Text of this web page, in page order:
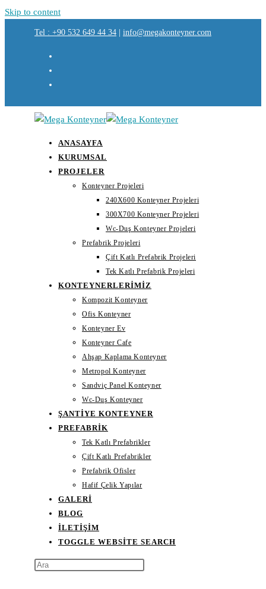
Skip to content
Tel : +90 532 649 44 34 info@megakonteyner.com
ANASAYFA
KURUMSAL
PROJELER
Konteyner Projeleri
240X600 Konteyner Projeleri
300X700 Konteyner Projeleri
Wc-Duş Konteyner Projeleri
Prefabrik Projeleri
Çift Katlı Prefabrik Projeleri
Tek Katlı Prefabrik Projeleri
KONTEYNERLERIMIZ
Kompozit Konteyner
Ofis Konteyner
Konteyner Ev
Konteyner Cafe
Ahşap Kaplama Konteyner
Metropol Konteyner
Sandviç Panel Konteyner
Wc-Duş Konteyner
ŞANTIYE KONTEYNER
PREFABRIK
Tek Katlı Prefabrikler
Çift Katlı Prefabrikler
Prefabrik Ofisler
Hafif Çelik Yapılar
GALERI
BLOG
İLETIŞIM
TOGGLE WEBSITE SEARCH